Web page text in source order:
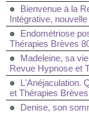
Bienvenue à la
Intégrative,
Endométriose
Thérapies Brèves
Madeleine, sa
Revue Hypnose et
L'Anéjaculation.
et Thérapies
Denise, son